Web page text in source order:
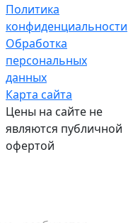
Политика
конфиденциальности
Обработка
персональных
данных
Карта сайта
Цены на сайте не
являются публичной
офертой